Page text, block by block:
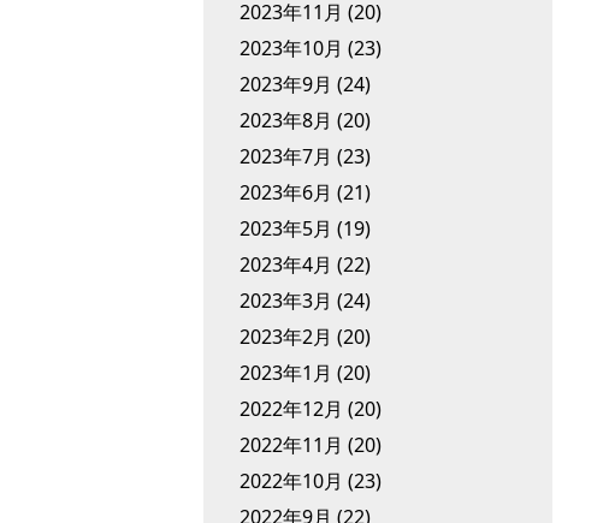
2023年11月 (20)
2023年10月 (23)
2023年9月 (24)
2023年8月 (20)
2023年7月 (23)
2023年6月 (21)
2023年5月 (19)
2023年4月 (22)
2023年3月 (24)
2023年2月 (20)
2023年1月 (20)
2022年12月 (20)
2022年11月 (20)
2022年10月 (23)
2022年9月 (22)